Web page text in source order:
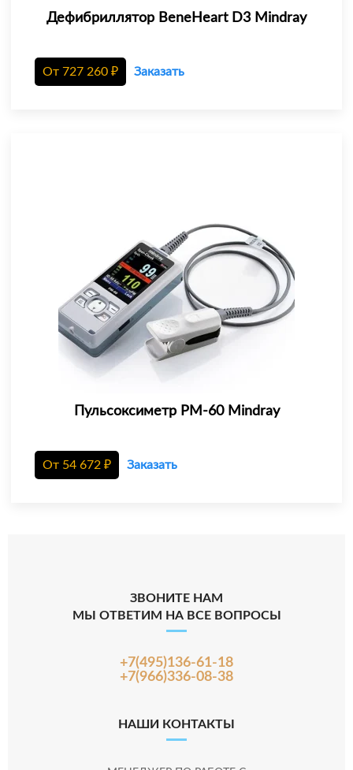
Дефибриллятор BeneHeart D3 Mindray
От 727 260 ₽ Заказать
Пульсоксиметр PM-60 Mindray
От 54 672 ₽ Заказать
ЗВОНИТЕ НАМ
МЫ ОТВЕТИМ НА ВСЕ ВОПРОСЫ
+7(495)136-61-18
+7(966)336-08-38
НАШИ КОНТАКТЫ